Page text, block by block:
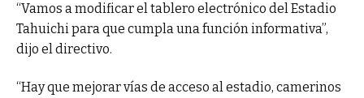
“Vamos a modificar el tablero electrónico del Estadio
Tahuichi para que cumpla una función informativa”,
dijo el directivo.
“Hay que mejorar vías de acceso al estadio, camerinos